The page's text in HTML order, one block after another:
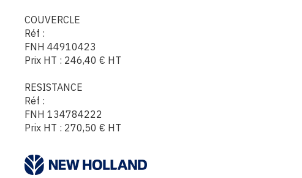
COUVERCLE
Réf :
FNH 44910423
Prix HT : 246,40 € HT
RESISTANCE
Réf :
FNH 134784222
Prix HT : 270,50 € HT